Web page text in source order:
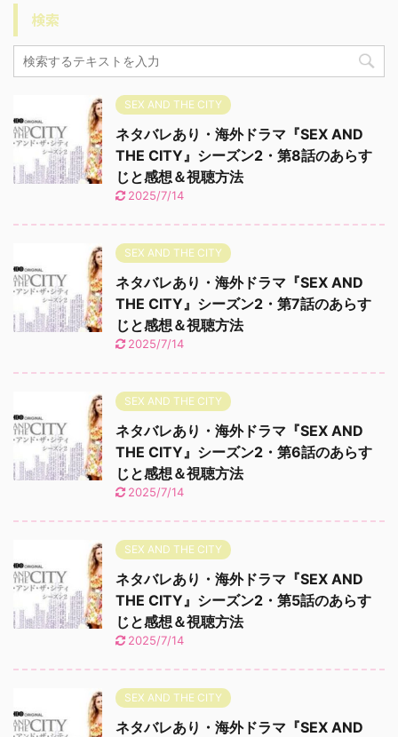
検索
SEX AND THE CITY
ネタバレあり・海外ドラマ『SEX AND
THE CITY』シーズン2・第8話のあらす
じと感想＆視聴方法
2025/7/14
SEX AND THE CITY
ネタバレあり・海外ドラマ『SEX AND
THE CITY』シーズン2・第7話のあらす
じと感想＆視聴方法
2025/7/14
SEX AND THE CITY
ネタバレあり・海外ドラマ『SEX AND
THE CITY』シーズン2・第6話のあらす
じと感想＆視聴方法
2025/7/14
SEX AND THE CITY
ネタバレあり・海外ドラマ『SEX AND
THE CITY』シーズン2・第5話のあらす
じと感想＆視聴方法
2025/7/14
SEX AND THE CITY
ネタバレあり・海外ドラマ『SEX AND